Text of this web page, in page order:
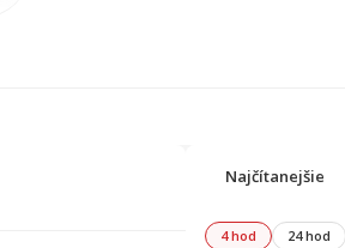
Najčítanejšie
4 hod 24 hod